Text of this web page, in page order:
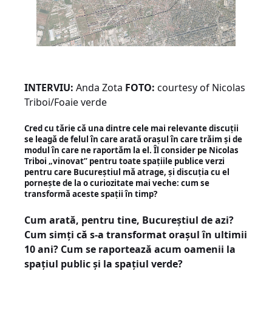
INTERVIU: Anda Zota FOTO: courtesy of Nicolas
Triboi/Foaie verde
Cred cu tărie că una dintre cele mai relevante discuții
se leagă de felul în care arată orașul în care trăim și de
modul în care ne raportăm la el. Îl consider pe Nicolas
Triboi „vinovat” pentru toate spațiile publice verzi
pentru care Bucureștiul mă atrage, și discuția cu el
pornește de la o curiozitate mai veche: cum se
transformă aceste spații în timp?
Cum arată, pentru tine, Bucureștiul de azi?
Cum simți că s-a transformat orașul în ultimii
10 ani? Cum se raportează acum oamenii la
spațiul public și la spațiul verde?